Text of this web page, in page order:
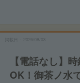
【電話なし】
OK！御茶ノ水